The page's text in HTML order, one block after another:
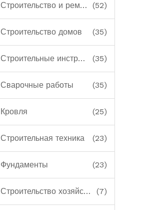
Строительство и ремонт (52)
Строительство домов (35)
Строительные инструменты (35)
Сварочные работы (35)
Кровля (25)
Строительная техника (23)
Фундаменты (23)
Строительство хозяйственных построек (7)